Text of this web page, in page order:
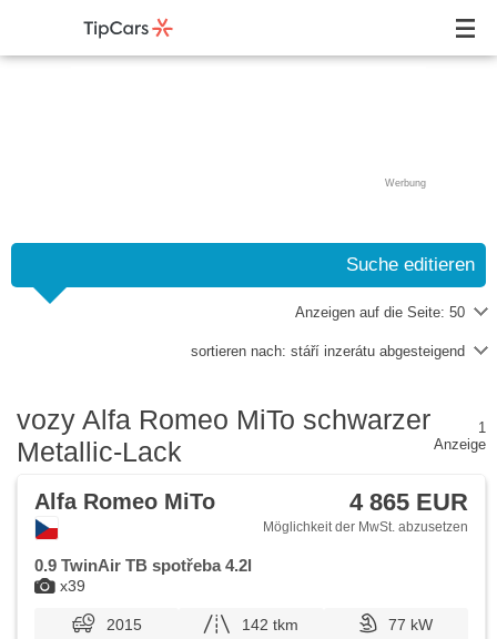
Werbung
Suche editieren
Anzeigen auf die Seite: 50
sortieren nach: stáří inzerátu abgesteigend
vozy Alfa Romeo MiTo schwarzer
Metallic-Lack
1
Anzeige
x39
Alfa Romeo MiTo 4 865 EUR
Möglichkeit der MwSt. abzusetzen
0.9 TwinAir TB spotřeba 4.2l
2015 142 tkm
77 kW